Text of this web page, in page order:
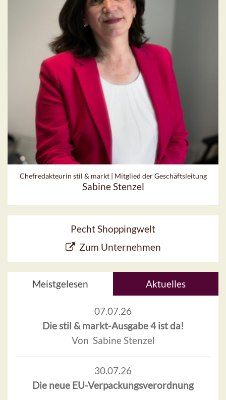
Chefredakteurin stil & markt | Mitglied der Geschäftsleitung
Sabine Stenzel
Pecht Shoppingwelt
Zum Unternehmen
Meistgelesen Aktuelles
07.07.26
Die stil & markt-Ausgabe 4 ist da!
Von Sabine Stenzel
30.07.26
Die neue EU-Verpackungsverordnung